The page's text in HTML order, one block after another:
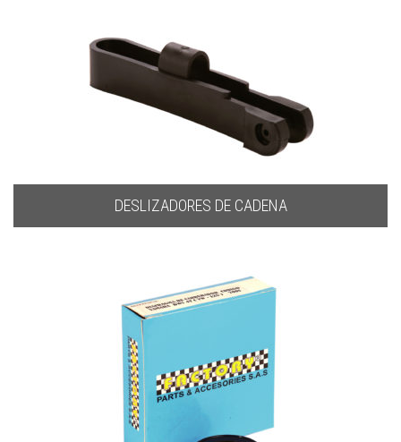
DESLIZADORES DE CADENA